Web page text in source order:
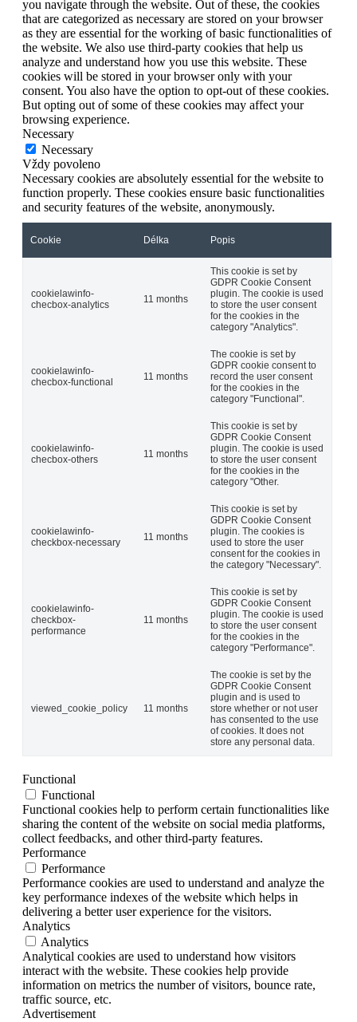
you navigate through the website. Out of these, the cookies
that are categorized as necessary are stored on your browser
as they are essential for the working of basic functionalities of
the website. We also use third-party cookies that help us
analyze and understand how you use this website. These
cookies will be stored in your browser only with your
consent. You also have the option to opt-out of these cookies.
But opting out of some of these cookies may affect your
browsing experience.
Necessary
Necessary
Vždy povoleno
Necessary cookies are absolutely essential for the website to
function properly. These cookies ensure basic functionalities
and security features of the website, anonymously.
Cookie Délka Popis
cookielawinfo-
checbox-analytics
11 months
This cookie is set by
GDPR Cookie Consent
plugin. The cookie is used
to store the user consent
for the cookies in the
category "Analytics".
cookielawinfo-
checbox-functional
11 months
The cookie is set by
GDPR cookie consent to
record the user consent
for the cookies in the
category "Functional".
cookielawinfo-
checbox-others
11 months
This cookie is set by
GDPR Cookie Consent
plugin. The cookie is used
to store the user consent
for the cookies in the
category "Other.
cookielawinfo-
checkbox-necessary
11 months
This cookie is set by
GDPR Cookie Consent
plugin. The cookies is
used to store the user
consent for the cookies in
the category "Necessary".
cookielawinfo-
checkbox-
performance
11 months
This cookie is set by
GDPR Cookie Consent
plugin. The cookie is used
to store the user consent
for the cookies in the
category "Performance".
viewed_cookie_policy 11 months
The cookie is set by the
GDPR Cookie Consent
plugin and is used to
store whether or not user
has consented to the use
of cookies. It does not
store any personal data.
Functional
Functional
Functional cookies help to perform certain functionalities like
sharing the content of the website on social media platforms,
collect feedbacks, and other third-party features.
Performance
Performance
Performance cookies are used to understand and analyze the
key performance indexes of the website which helps in
delivering a better user experience for the visitors.
Analytics
Analytics
Analytical cookies are used to understand how visitors
interact with the website. These cookies help provide
information on metrics the number of visitors, bounce rate,
traffic source, etc.
Advertisement